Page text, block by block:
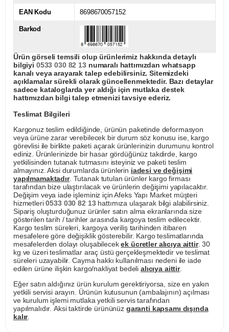
EAN Kodu 8698670057152
Barkod
Ürün görseli temsili olup ürünlerimiz hakkında detaylı
bilgiyi 0533 030 82 13numaralı hattımızdan whatsapp
kanalı veya arayarak talep edebilirsiniz. Sitemizdeki
açıklamalar sürekli olarak güncellenmektedir. Bazı detaylar
sadece kataloglarda yer aldığı için mutlaka destek
hattımızdan bilgi talep etmenizi tavsiye ederiz.
Teslimat Bilgileri
Kargonuz teslim edildiğinde, ürünün paketinde deformasyon
veya ürüne zarar verebilecek bir durum söz konusu ise, kargo
görevlisi ile birlikte paketi açarak ürünlerinizin durumunu kontrol
ediniz. Ürünlerinizde bir hasar gördüğünüz takdirde, kargo
yetkilisinden tutanak tutmasını isteyiniz ve paketi teslim
almayınız. Aksi durumlarda ürünlerin iadesi ve değişimi
yapılmamaktadır. Tutanak tutulan ürünler kargo firması
tarafından bize ulaştırılacak ve ürünlerin değişimi yapılacaktır.
Değişim veya iade işleminiz için Afeks Yapı Market müşteri
hizmetleri0533 030 82 13hattımıza ulaşarak bilgi alabilirsiniz.
Sipariş oluşturduğunuz ürünler satın alma ekranlarında size
gösterilen tarih / tarihler arasında kargoya teslim edilecektir.
Kargo teslim süreleri, kargoya veriliş tarihinden itibaren
mesafelere göre değişiklik gösterebilir. Kargo teslimatlarında
mesafelerden dolayı oluşabilecekek ücretler alıcıya aittir. 30
kg ve üzeri teslimatlar araç üstü gerçekleşmektedir ve teslimat
süreleri uzayabilir. Cayma hakkı kullanılması nedeni ile iade
edilen ürüne ilişkin kargo/nakliyat bedeli alıcıya aittir.
Eğer satın aldığınız ürün kurulum gerektiriyorsa, size en yakın
yetkili servisi arayın. Ürünün kutusunun (ambalajının) açılması
ve kurulum işlemi mutlaka yetkili servis tarafından
yapılmalıdır. Aksi taktirde ürününüz garanti kapsamı dışında
kalır.